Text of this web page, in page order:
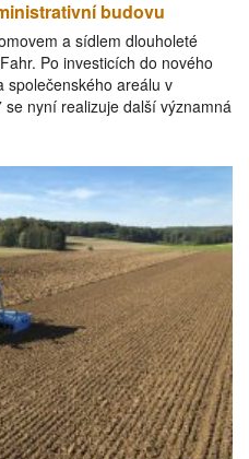
budovu
a sídlem dlouholeté
Po investicích do nového
společenského areálu v
nyní realizuje další významná